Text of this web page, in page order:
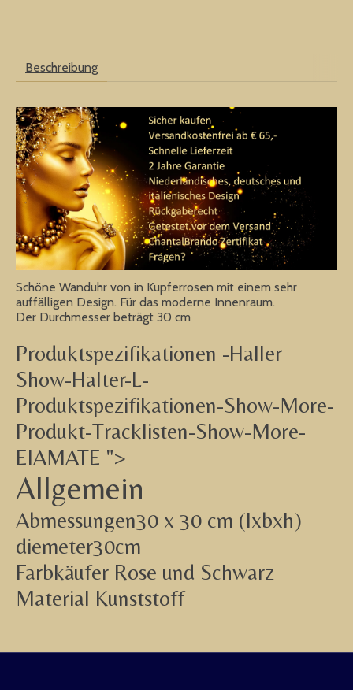
Beschreibung
Schöne Wanduhr von in Kupferrosen mit einem sehr
auffälligen Design. Für das moderne Innenraum.
Der Durchmesser beträgt 30 cm
Produktspezifikationen -Haller
Show-Halter-L-
Produktspezifikationen-Show-More-
Produkt-Tracklisten-Show-More-
EIAMATE ">
Allgemein
Abmessungen30 x 30 cm (lxbxh)
diemeter30cm
Farbkäufer Rose und Schwarz
Material Kunststoff